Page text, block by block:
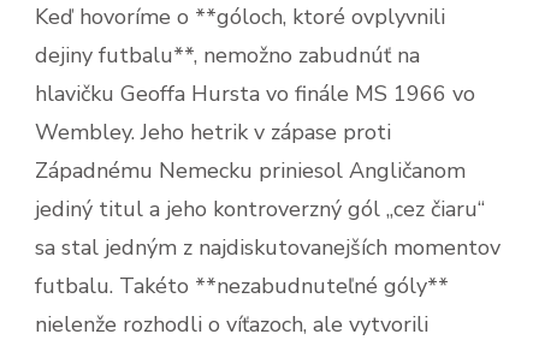
Keď hovoríme o **góloch, ktoré ovplyvnili
dejiny futbalu**, nemožno zabudnúť na
hlavičku Geoffa Hursta vo finále MS 1966 vo
Wembley. Jeho hetrik v zápase proti
Západnému Nemecku priniesol Angličanom
jediný titul a jeho kontroverzný gól „cez čiaru“
sa stal jedným z najdiskutovanejších momentov
futbalu. Takéto **nezabudnuteľné góly**
nielenže rozhodli o víťazoch, ale vytvorili